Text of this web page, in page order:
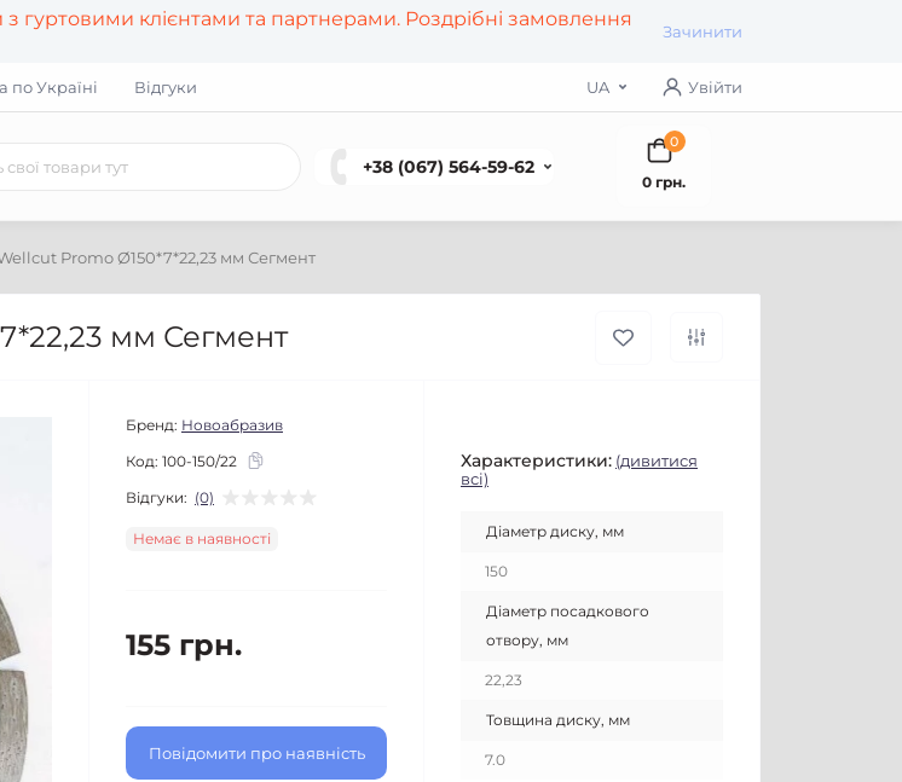
гуртовими клієнтами та партнерами. Роздрібні замовлення
Зачинити
по Україні Відгуки UA Увійти
+38 (067) 564-59-62
0
0 грн.
Promo Ø150*7*22,23 мм Сегмент
мм Сегмент
Бренд: Новоабразив
Код: 100-150/22
Відгуки: (0)
Немає в наявності
155 грн.
Повідомити про наявність
Характеристики: (дивитися
всі)
Діаметр диску, мм
150
Діаметр посадкового
отвору, мм
22,23
Товщина диску, мм
7.0